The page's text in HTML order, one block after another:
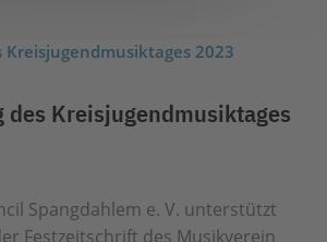
des Kreisjugendmusiktages
Spangdahlem e. V. unterstützt
Festzeitschrift des Musikverein